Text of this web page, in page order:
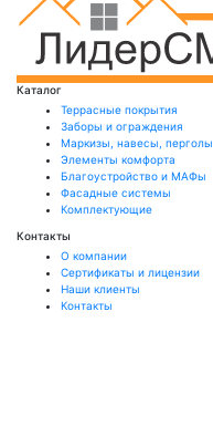
Каталог
Террасные покрытия
Заборы и ограждения
Маркизы, навесы, перголы
Элементы комфорта
Благоустройство и МАФы
Фасадные системы
Комплектующие
Контакты
О компании
Сертификаты и лицензии
Наши клиенты
Контакты